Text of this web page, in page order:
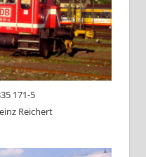
171-5
Reichert